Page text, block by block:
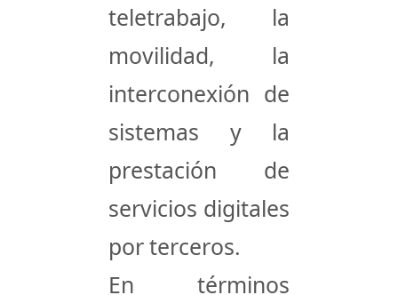
teletrabajo, la
movilidad, la
interconexión de
sistemas y la
prestación de
servicios digitales
por terceros.
En términos